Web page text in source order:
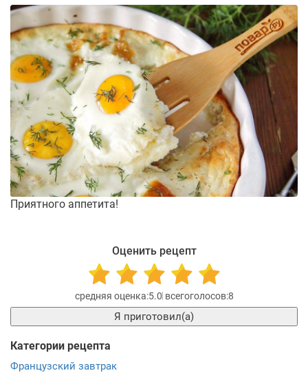
Приятного аппетита!
Оценить рецепт
5.0 8
Я приготовил(а)
Категории рецепта
Французский завтрак